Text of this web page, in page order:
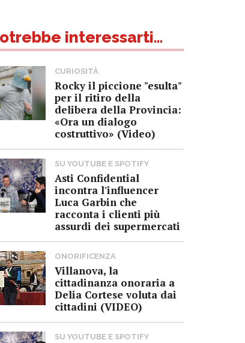
interessarti...
CURIOSITÀ
Rocky il piccione "esulta"
per il ritiro della
delibera della Provincia:
«Ora un dialogo
costruttivo» (Video)
SU YOUTUBE E SPOTIFY
Asti Confidential
incontra l'influencer
Luca Garbin che
racconta i clienti più
assurdi dei supermercati
ONORIFICENZA
Villanova, la
cittadinanza onoraria a
Delia Cortese voluta dai
cittadini (VIDEO)
SU YOUTUBE E SPOTIFY